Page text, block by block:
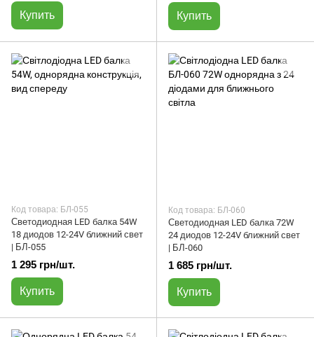
Купить Купить
Код товара: БЛ-055
Светодиодная LED балка 54W
18 диодов 12-24V ближний свет
| БЛ-055
1 295 грн/шт.
Купить
Код товара: БЛ-060
Светодиодная LED балка 72W
24 диодов 12-24V ближний свет
| БЛ-060
1 685 грн/шт.
Купить